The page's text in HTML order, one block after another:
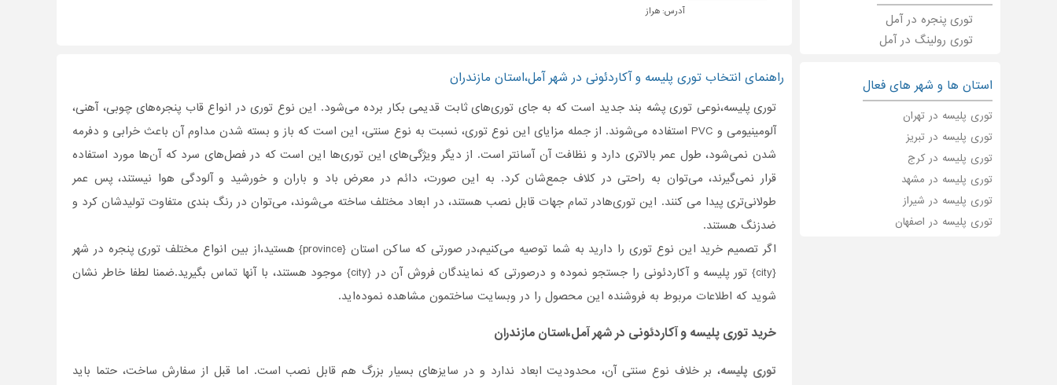
آدرس: هراز
راهنمای انتخاب توری پلیسه و آکاردئونی در شهر آمل،استان مازندران
توری‌ پلیسه،نوعی توری‌ پشه بند جدید است که به جای توری‌های ثابت قدیمی بکار برده می‌شود. این نوع توری در انواع قاب پنجره‌های چوبی، آهنی،
آلومینیومی و PVC استفاده می‌شوند. از جمله مزایای این نوع توری، نسبت به نوع سنتی، این است که باز و بسته شدن مداوم آن باعث خرابی و دفرمه
شدن نمی‌شود، طول عمر بالاتری دارد و نظافت آن آسانتر است. از دیگر ویژگی‌های این توری‌ها این است که در فصل‌های سرد که آن‌ها مورد استفاده
قرار نمی‌گیرند، می‌توان به راحتی در کلاف جمع‌شان کرد. به این صورت، دائم در معرض باد و باران و خورشید و آلودگی هوا نیستند، پس عمر
طولانی‌تری پیدا می کنند. این توری‌هادر تمام جهات قابل نصب هستند، در ابعاد مختلف ساخته می‌شوند، می‌توان در رنگ بندی متفاوت تولیدشان کرد و
ضدزنگ هستند.
اگر تصمیم خرید این نوع توری را دارید به شما توصیه می‌کنیم،در صورتی که ساکن استان {province} هستید،از بین انواع مختلف توری پنجره در شهر
{
city} تور پلیسه و آکاردئونی را جستجو نموده و درصورتی‌ که نمایندگان فروش آن در {city} موجود هستند، با آنها تماس بگیرید.ضمنا لطفا خاطر نشان
شوید که اطلاعات مربوط به فروشنده این محصول را در وبسایت ساختمون مشاهده نموده‌اید.
خرید توری پلیسه و آکاردئونی در شهر آمل،استان مازندران
توری پلیسه، بر خلاف نوع سنتی آن، محدودیت ابعاد ندارد و در سایزهای بسیار بزرگ هم قابل نصب‌ است. اما قبل از سفارش ساخت، حتما باید
توری پنجره در آمل
توری رولینگ در آمل
استان ها و شهر های فعال
توری پلیسه در تهران
توری پلیسه در تبریز
توری پلیسه در کرج
توری پلیسه در مشهد
توری پلیسه در شیراز
توری پلیسه در اصفهان